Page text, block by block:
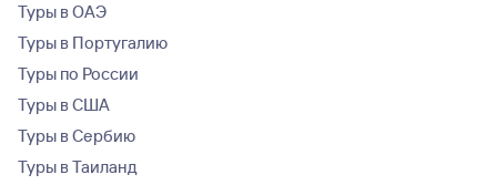
Туры в ОАЭ
Туры в Португалию
Туры по России
Туры в США
Туры в Сербию
Туры в Таиланд